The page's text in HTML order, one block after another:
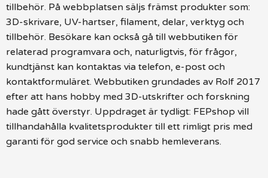
tillbehör. På webbplatsen säljs främst produkter som:
3D-skrivare, UV-hartser, filament, delar, verktyg och
tillbehör. Besökare kan också gå till webbutiken för
relaterad programvara och, naturligtvis, för frågor,
kundtjänst kan kontaktas via telefon, e-post och
kontaktformuläret. Webbutiken grundades av Rolf 2017
efter att hans hobby med 3D-utskrifter och forskning
hade gått överstyr. Uppdraget är tydligt: FEPshop vill
tillhandahålla kvalitetsprodukter till ett rimligt pris med
garanti för god service och snabb hemleverans.